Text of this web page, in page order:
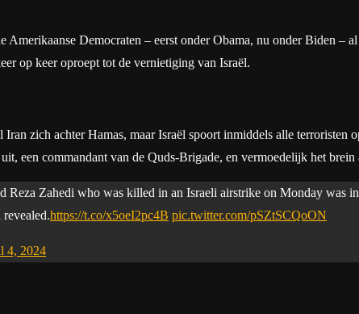
Amerikaanse Democraten – eerst onder Obama, nu onder Biden –
op keer oproept tot de vernietiging van Israël.
zich achter Hamas, maar Israël spoort inmiddels alle terroristen
een commandant van de Quds-Brigade, en vermoedelijk het brein
Reza Zahedi who was killed in an Israeli airstrike on Monday was
https://t.co/x5oeI2pc4B pic.twitter.com/pSZtSCQoON
4, 2024